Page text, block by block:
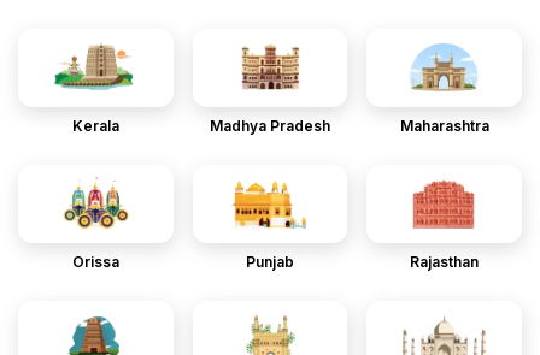
Kerala Madhya Pradesh Maharashtra
Orissa Punjab Rajasthan